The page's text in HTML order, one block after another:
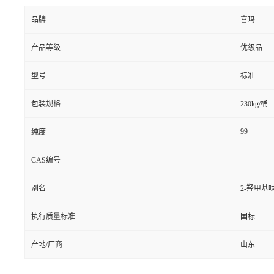
品牌 喜玛
产品等级 优级品
型号 标准
包装规格 230kg/桶
纯度 99
CAS编号
别名 2-羟甲基
执行质量标准 国标
产地/厂商 山东